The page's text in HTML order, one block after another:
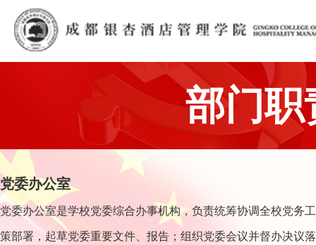
部门职
党委办公室
党委办公室是学校党委综合办事机构，负责统筹协调全校党务
策部署，起草党委重要文件、报告；组织党委会议并督办决议